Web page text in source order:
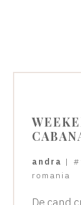
andra |
romania